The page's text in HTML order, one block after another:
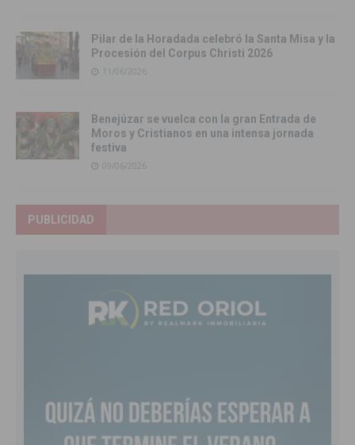
Pilar de la Horadada celebró la Santa Misa y la
Procesión del Corpus Christi 2026
11/06/2026
Benejúzar se vuelca con la gran Entrada de
Moros y Cristianos en una intensa jornada
festiva
09/06/2026
PUBLICIDAD